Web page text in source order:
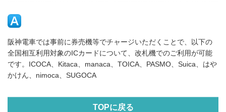
阪神電車では事前に券売機等でチャージいただくことで、以下の
全国相互利用対象のICカードについて、改札機でのご利用が可能
です。ICOCA、Kitaca、manaca、TOICA、PASMO、Suica、はや
かけん、nimoca、SUGOCA
TOPに戻る